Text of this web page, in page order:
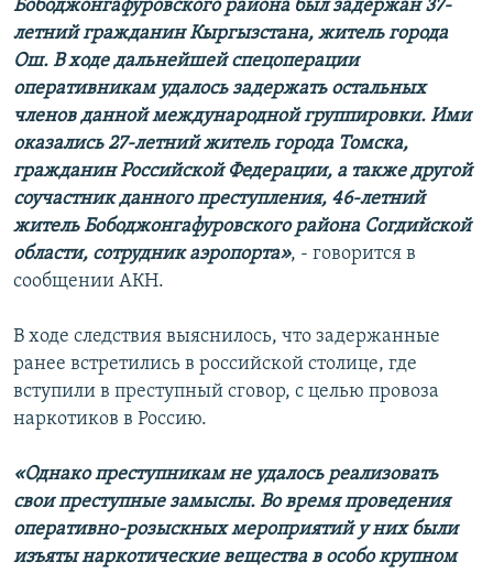
Бободжонгафуровского района был задержан 37-
летний гражданин Кыргызстана, житель города
Ош. В ходе дальнейшей спецоперации
оперативникам удалось задержать остальных
членов данной международной группировки. Ими
оказались 27-летний житель города Томска,
гражданин Российской Федерации, а также другой
соучастник данного преступления, 46-летний
житель Бободжонгафуровского района Согдийской
области, сотрудник аэропорта», - говорится в
сообщении АКН.
В ходе следствия выяснилось, что задержанные
ранее встретились в российской столице, где
вступили в преступный сговор, с целью провоза
наркотиков в Россию.
«Однако преступникам не удалось реализовать
свои преступные замыслы. Во время проведения
оперативно-розыскных мероприятий у них были
изъяты наркотические вещества в особо крупном